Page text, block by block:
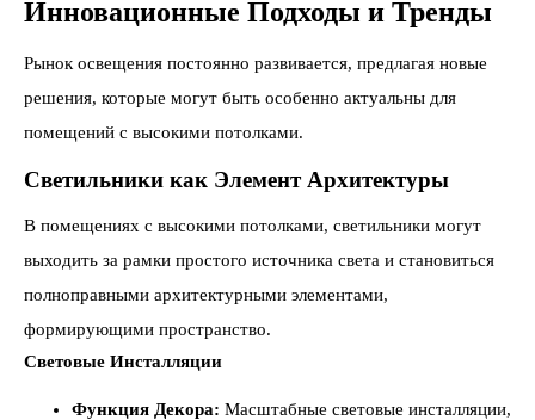
Инновационные Подходы и Тренды
Рынок освещения постоянно развивается, предлагая новые
решения, которые могут быть особенно актуальны для
помещений с высокими потолками.
Светильники как Элемент Архитектуры
В помещениях с высокими потолками, светильники могут
выходить за рамки простого источника света и становиться
полноправными архитектурными элементами,
формирующими пространство.
Световые Инсталляции
Функция Декора: Масштабные световые инсталляции,